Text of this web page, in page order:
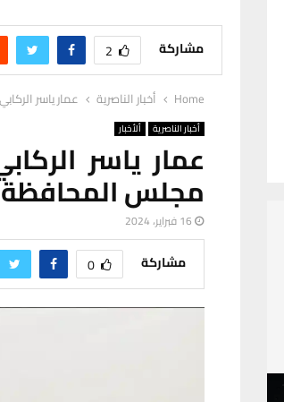
مشاركة 2
Home أخبار الناصرية عمار ياسر
أخبار الناصرية ألأخبار
عمار ياسر
مجلس المحافظة
16 فبراير، 2024
مشاركة 0